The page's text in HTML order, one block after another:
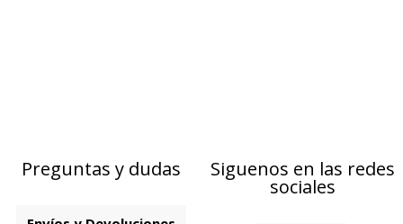
Preguntas y dudas Siguenos en las redes
sociales